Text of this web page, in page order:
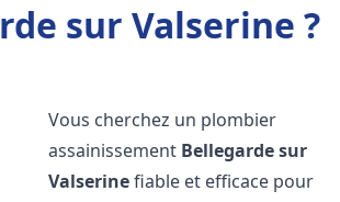
sur Valserine ?
Vous cherchez un plombier
assainissement Bellegarde sur
Valserinefiable et efficace pour